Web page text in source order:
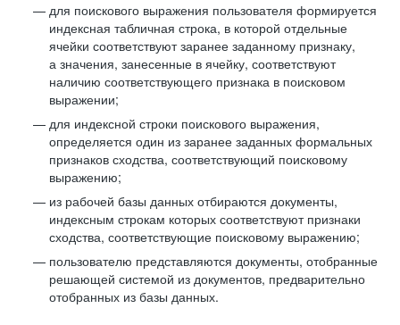
для поискового выражения пользователя формируется
индексная табличная строка, в которой отдельные
ячейки соответствуют заранее заданному признаку,
а значения, занесенные в ячейку, соответствуют
наличию соответствующего признака в поисковом
выражении;
для индексной строки поискового выражения,
определяется один из заранее заданных формальных
признаков сходства, соответствующий поисковому
выражению;
из рабочей базы данных отбираются документы,
индексным строкам которых соответствуют признаки
сходства, соответствующие поисковому выражению;
пользователю представляются документы, отобранные
решающей системой из документов, предварительно
отобранных из базы данных.